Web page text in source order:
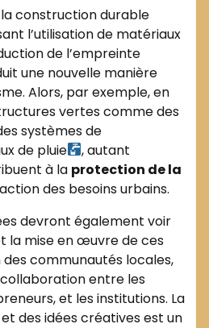
construction durable
l’utilisation de matériaux
de l’empreinte
une nouvelle manière
Alors, par exemple, en
vertes comme des
systèmes de
de pluie
, autant
à la protection de la
des besoins urbains.
devront également voir
la mise en œuvre de ces
communautés locales,
entre les
et les institutions. La
des idées créatives est un